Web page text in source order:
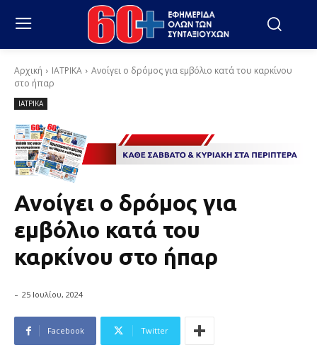
Αρχική ΙΑΤΡΙΚΑ
Ανοίγει ο δρόμος για εμβόλιο κατά του καρκίνου
στο ήπαρ
ΙΑΤΡΙΚΑ
Ανοίγει ο δρόμος για
εμβόλιο κατά του
καρκίνου στο ήπαρ
- 25 Ιουλίου, 2024
Facebook Twitter